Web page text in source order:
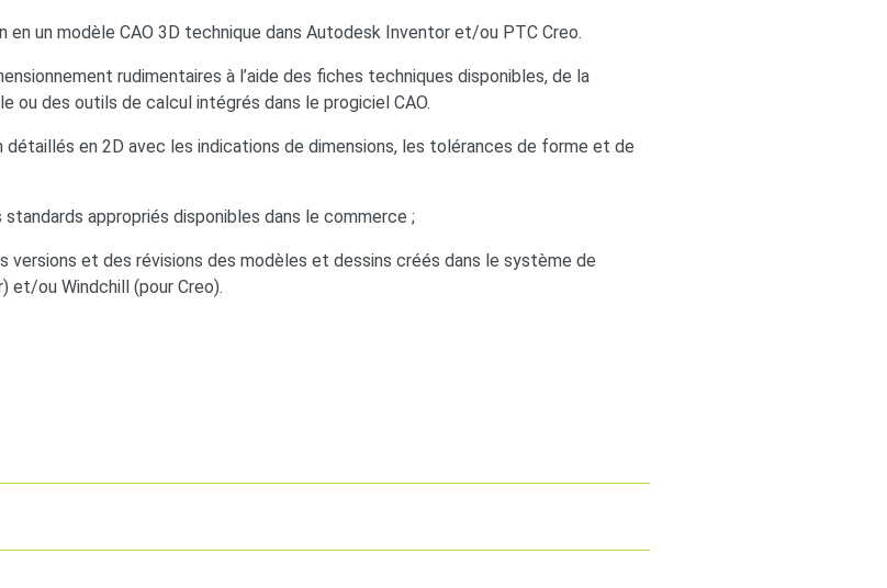
en un modèle CAO 3D technique dans Autodesk Inventor et/ou PTC Creo.
rudimentaires à l’aide des fiches techniques disponibles, de la
ou des outils de calcul intégrés dans le progiciel CAO.
en 2D avec les indications de dimensions, les tolérances de forme et de
appropriés disponibles dans le commerce ;
versions et des révisions des modèles et dessins créés dans le système de
et/ou Windchill (pour Creo).